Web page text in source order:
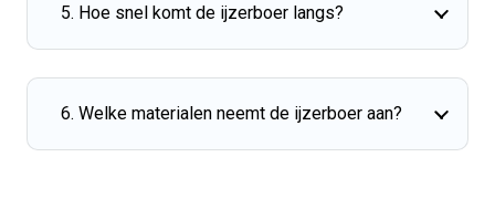
5. Hoe snel komt de ijzerboer langs?
6. Welke materialen neemt de ijzerboer aan?